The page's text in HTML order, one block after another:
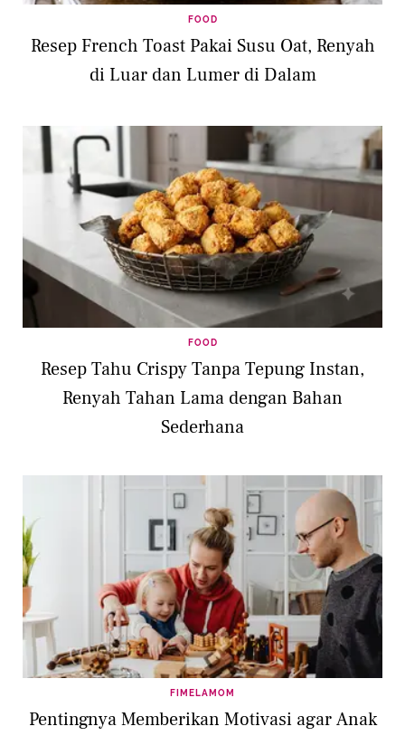
FOOD
Resep French Toast Pakai Susu Oat, Renyah
di Luar dan Lumer di Dalam
FOOD
Resep Tahu Crispy Tanpa Tepung Instan,
Renyah Tahan Lama dengan Bahan
Sederhana
FIMELAMOM
Pentingnya Memberikan Motivasi agar Anak